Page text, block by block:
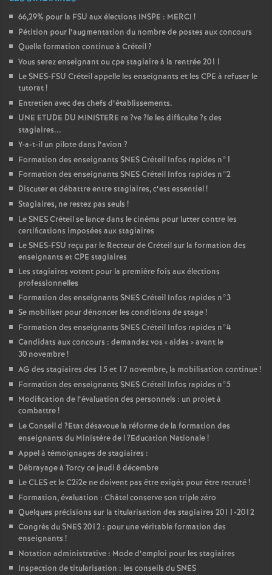
66,29% pour la FSU aux élections INSPE : MERCI !
Pétition pour l’augmentation du nombre de postes aux concours
Quelle formation continue à Créteil?
Vous serez enseignant ou cpe stagiaire à la rentrée 2011
LeSNES-FSU Créteil appelle les enseignants et les CPE à refuser le
tutorat!
Entretien avec des chefs d’établissements.
UNE ETUDE DU MINISTERE re?ve?le les difficulte?s des
stagiaires...
Y-a-t-il un pilote dans l’avion ?
Formation des enseignants SNESCréteil Infos rapides n°1
Formation des enseignants SNESCréteil Infos rapides n°2
Discuter et débattre entre stagiaires, c’est essentiel!
Stagiaires, ne restez pas seuls !
LeSNESCréteil se lance dans le cinéma pour lutter contre les
certifications imposées aux stagiaires
LeSNES-FSU reçu par le Recteur de Créteil sur la formation des
enseignants etCPE stagiaires
Les stagiaires votent pour la première fois aux élections
professionnelles
Formation des enseignants SNESCréteil Infos rapides n°3
Se mobiliser pour dénoncer les conditions de stage!
Formation des enseignants SNESCréteil Infos rapides n°4
Candidats aux concours : demandez vos «aides » avant le
30 novembre!
AG des stagiaires des 15 et 17 novembre, la mobilisation continue!
Formation des enseignants SNESCréteil Infos rapides n°5
Modification de l’évaluation des personnels : un projet à
combattre!
Le Conseil d ?Etat désavoue la réforme de la formation des
enseignants du Ministère de l?Education Nationale!
Appel à témoignages de stagiaires :
Débrayage à Torcy ce jeudi 8 décembre
LeCLESet le C2i2e ne doivent pas être exigés pour être recruté!
Formation, évaluation : Châtel conserve son triple zéro
Quelques précisions sur la titularisation des stagiaires 2011-2012
Congrès duSNES2012 : pour une véritable formation des
enseignants !
Notation administrative : Mode d’emploi pour les stagiaires
Inspection de titularisation : les conseils duSNES